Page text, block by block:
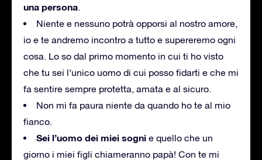
una persona.
Niente e nessuno potrà opporsi al nostro amore,
io e te andremo incontro a tutto e supereremo ogni
cosa. Lo so dal primo momento in cui ti ho visto
che tu sei l’unico uomo di cui posso fidarti e che mi
fa sentire sempre protetta, amata e al sicuro.
Non mi fa paura niente da quando ho te al mio
fianco.
Sei l’uomo dei miei sogni e quello che un
giorno i miei figli chiameranno papà! Con te mi